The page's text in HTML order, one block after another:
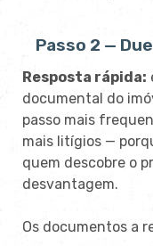
Passo 2 —
Resposta rápida:
documental do
passo mais
mais litígios —
quem descobre o
desvantagem.
Os documentos a